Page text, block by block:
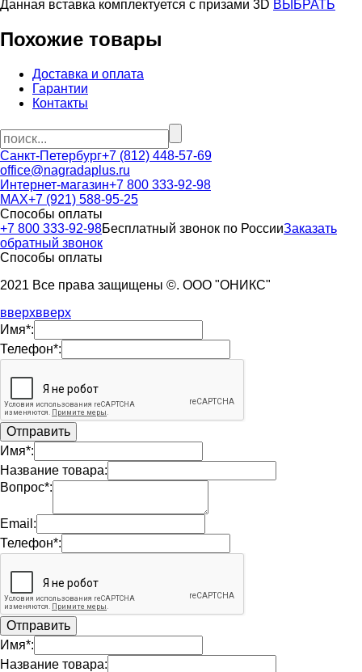
Данная вставка комплектуется c призами 3D ВЫБРАТЬ
Похожие товары
Доставка и оплата
Гарантии
Контакты
Санкт-Петербург+7 (812) 448-57-69
office@nagradaplus.ru
Интернет-магазин+7 800 333-92-98
MAX+7 (921) 588-95-25
Способы оплаты
+7 800 333-92-98Бесплатный звонок по РоссииЗаказать
обратный звонок
Способы оплаты
2021 Все права защищены ©. ООО "ОНИКС"
вверхвверх
Имя*:
Телефон*:
Имя*:
Название товара:
Вопрос*:
Email:
Телефон*:
Имя*:
Название товара: